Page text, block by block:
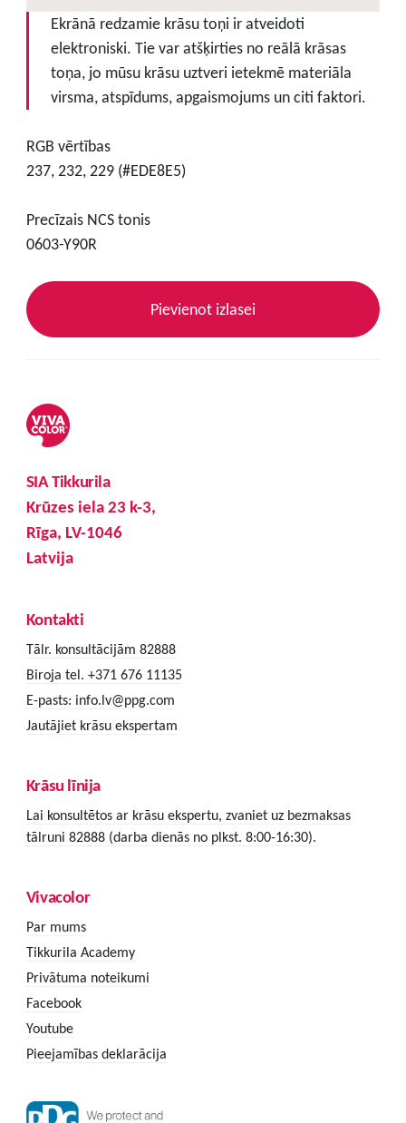
Ekrānā redzamie krāsu toņi ir atveidoti
elektroniski. Tie var atšķirties no reālā krāsas
toņa, jo mūsu krāsu uztveri ietekmē materiāla
virsma, atspīdums, apgaismojums un citi faktori.
RGB vērtības
237, 232, 229 (#EDE8E5)
Precīzais NCS tonis
0603-Y90R
Pievienot izlasei
SIA Tikkurila
Krūzes iela 23 k-3,
Rīga, LV-1046
Latvija
Kontakti
Tālr. konsultācijām 82888
Biroja tel. +371 676 11135
E-pasts: info.lv@ppg.com
Jautājiet krāsu ekspertam
Krāsu līnija
Lai konsultētos ar krāsu ekspertu, zvaniet uz bezmaksas
tālruni 82888 (darba dienās no plkst. 8:00-16:30).
Vivacolor
Par mums
Tikkurila Academy
Privātuma noteikumi
Facebook
Youtube
Pieejamības deklarācija